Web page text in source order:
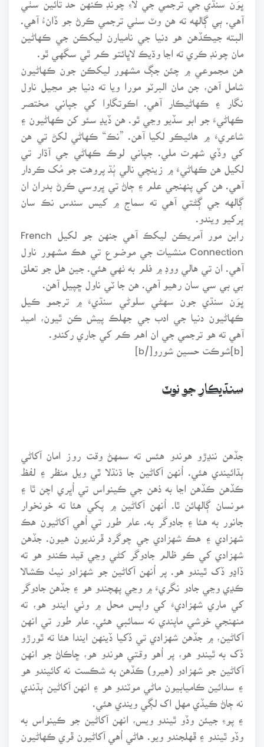
آهي. ٻي ڳالهه ته هن وٽ سٺي ترجمي ڪرڻ جو ڏانءُ آهي.
البته جيڪڏهن هو دنيا جي ناميارن ليکڪن جي ڪهاڻين
مان چونڊ ڪري ته اڃا وڌيڪ لاڀائتو ڪم ٿي سگهي ٿو.
هن مجموعي ۾ چئن جڳ مشهور ليکڪن جون ڪهاڻيون
شامل آهن، جن مان البرٽو مورا ويا ته دنيا جو مڃيل ناول
نگار ۽ ڪهاڻيڪار آهي. اڪوتگاوا کي جپاني مختصر
ڪهاڻيءَ جو ابو سڏيو وڃي ٿو. هن ڏيڍ سئو کن ڪهاڻيون ۽
شاعريءَ ۾ هائيڪو لکيا آهن. ”نڪ“ ڪهاڻي لکڻ تي هن
کي وڏي شهرت ملي. جپاني لوڪ ڪهاڻي جي آڌار تي
لکيل هن ڪهاڻيءَ ۾ زينچي نالي ٻُڌ پروهت جو مُک ڪردار
آهي. هن کي پنهنجي علم ۽ ڄاڻ تي ڀروسي ڪرڻ بدران ان
ڳالهه جي ڳڻتي آهي ته سماج ۾ کيس سندس نڪ سان
پرکيو ويندو.
رابن مور آمريڪن ليکڪ آهي جنهن جو لکيل French
Connection منشيات جي موضوع تي هڪ مشهور ناول
آهي. ان تي هالي ووڊ ۾ فلم به ٺهي هئي. جين هل جو تعلق
بي بي سي سان رهيو آهي. هن جا ٽي ناول ڇپيل آهن.
ڀوَن سنڌي جون سهڻي سلوڻي سنڌيءَ ۾ ترجمو ڪيل
ڪهاڻيون دنيا جي ادب جي جهلڪ پيش ڪن ٿيون، اميد
آهي ته هو ترجمي جي ان اهم ڪم کي جاري رکندو.
[b]شوڪت حسين شورو[/b]
سنڌيڪار جو نوٽ
جڏهن ننڍڙو هوندو هئس ته سمهڻ وقت روز امان آکاڻي
ٻڌائيندي هئي. اُنهن آکاڻين جا ڌنڌلا ٿي ويل منظر ۽ لفظ
ڪڏهن ڪڏهن اڃا به ذهن جي ڪينواس تي اُڀري اچن ٿا ۽
مونسان ڳالهائن ٿا. اُنهن آکاڻين ۾ پکي هئا ته خونخوار
جانور به هئا ۽ جادوگر به. عام طور تي اُهي آکاڻيون هڪ
شهزادي ۽ هڪ شهزادي جي چوگرد ڦرنديون هيون. جڏهن
شهزادي کي ڪو ظالم جادوگر کڻي وڃي قيد ڪندو هو ته
ڏاڍو ڏک ٿيندو هو. پر اُنهن آکاڻين جو شهزادو نيٺ ڪشالا
ڪڍي وڃي جادو نگريءَ ۾ وڃي پهچندو هو ۽ جڏهن جادوگر
کي ماري شهزاديءَ کي واپس محل ۾ وٺي ايندو هو، ته
منهنجي خوشي ماپندي نه سمائبي هئي. عام طور تي انهن
آکاڻين، ۾ جڏهن شهزادي تي ڏکيا ڏينهن ايندا هئا ته ٿورڙو
ڏک به ٿيندو هو، پر اُهو وقتي هوندو هو، ڇاڪاڻ جو انهن
آکاڻين جو شهزادو (هيرو) ڪڏهن به شڪست نه کائيندو هو
۽ سدائين ڪاميابيون ماڻي موٽندو هو ۽ انهن آکاڻين ٻڌندي
نه ڄاڻ ڪيڏي مهل اک لڳي ويندي هئي.
۽ پوءِ جيئن وڏو ٿيندو ويس، انهن آکاڻين جو ڪينواس به
وڏو ٿيندو ۽ ڦهلجندو ويو. هاڻي اُهي آکاڻيون ڦري ڪهاڻيون